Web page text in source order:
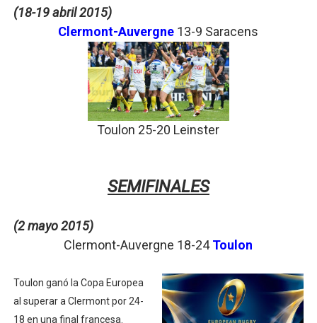
(18-19 abril 2015)
Clermont-Auvergne 13-9 Saracens
Toulon 25-20 Leinster
SEMIFINALES
(2 mayo 2015)
Clermont-Auvergne 18-24Toulon
Toulon ganó la Copa Europea
al superar a Clermont por 24-
18 en una final francesa.